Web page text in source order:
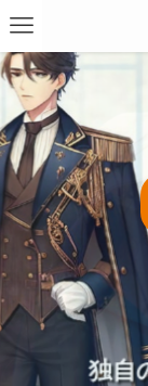
広